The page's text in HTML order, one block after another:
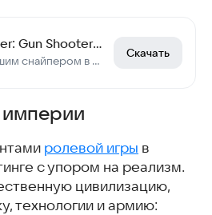
Pure Sniper: Gun Shooter Games
Стань лучшим снайпером в шутере от первого лица
Скачать
ролевой игры в
с упором на реализм.
цивилизацию,
технологии и армию: